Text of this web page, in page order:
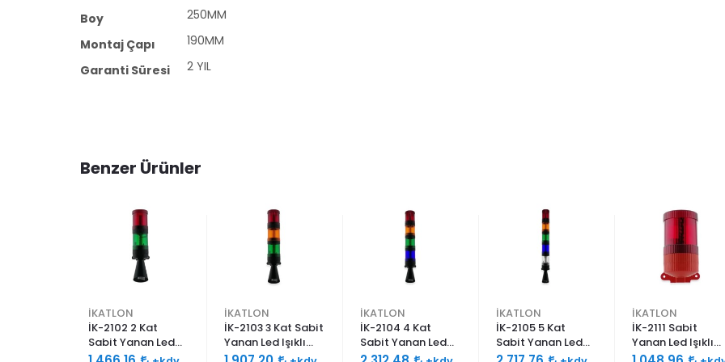
Boy 250MM
Montaj Çapı 190MM
Garanti Süresi 2 YIL
Benzer Ürünler
İKATLON
İK-2102 2 Kat
Sabit Yanan Led
Işıklı Siren 120db
İKATLON
İK-2103 3 Kat Sabit
Yanan Led Işıklı
Siren 120db Çift
İKATLON
İK-2104 4 Kat
Sabit Yanan Led
Işıklı Siren 120db
İKATLON
İK-2105 5 Kat
Sabit Yanan Led
Işıklı Siren 120db
İKATLON
İK-2111 Sabit
Yanan Led Işıklı
Siren 120db Çift